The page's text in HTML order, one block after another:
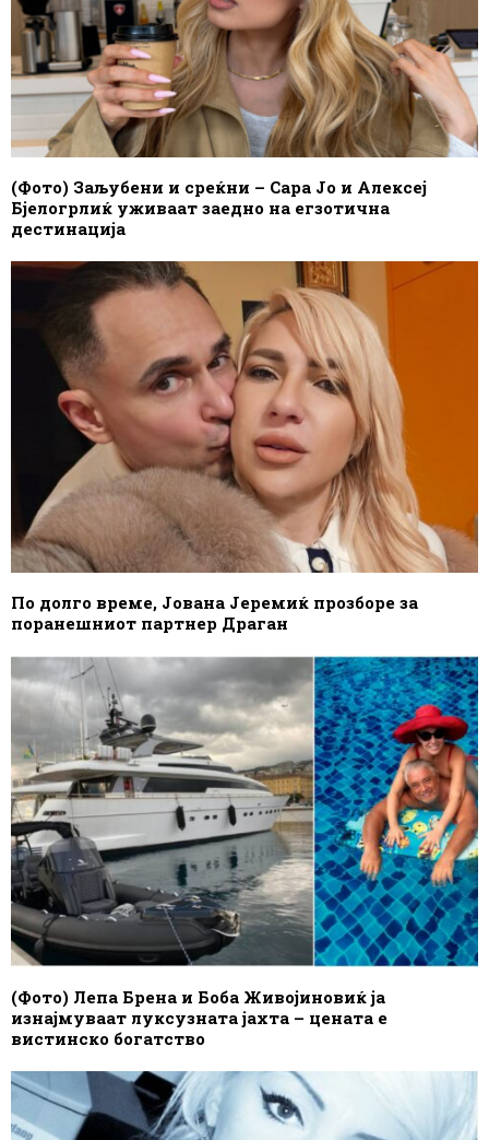
(Фото) Заљубени и среќни – Сара Јо и Алексеј
Бјелогрлиќ уживаат заедно на егзотична
дестинација
По долго време, Јована Јеремиќ прозборе за
поранешниот партнер Драган
(Фото) Лепа Брена и Боба Живојиновиќ ја
изнајмуваат луксузната јахта – цената е
вистинско богатство